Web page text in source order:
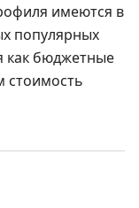
имеются в
популярных
как бюджетные
стоимость